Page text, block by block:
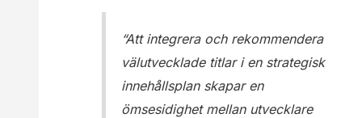
“Att integrera och rekommendera
välutvecklade titlar i en strategisk
innehållsplan skapar en
ömsesidighet mellan utvecklare